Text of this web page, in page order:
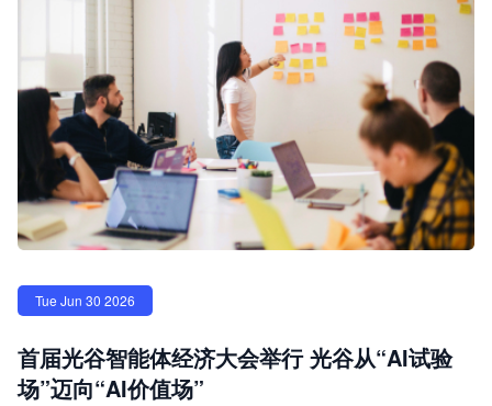
Tue Jun 30 2026
首届光谷智能体经济大会举行 光谷从“AI试验
场”迈向“AI价值场”